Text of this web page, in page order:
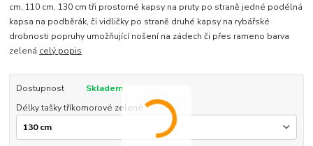
cm, 110 cm, 130 cm tři prostorné kapsy na pruty po straně jedné podélná
kapsa na podběrák, či vidličky po straně druhé kapsy na rybářské
drobnosti popruhy umožňující nošení na zádech či přes rameno barva
zelená celý popis
Dostupnost
Skladem
Délky tašky tříkomorové zelené